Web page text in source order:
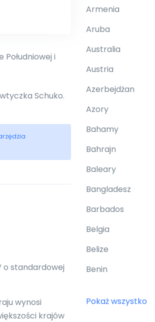
i
Schuko.
o standardowej
wynosi
krajów
Armenia
Aruba
Australia
Austria
Azerbejdżan
Azory
Bahamy
Bahrajn
Baleary
Bangladesz
Barbados
Belgia
Belize
Benin
Pokaż wszystko